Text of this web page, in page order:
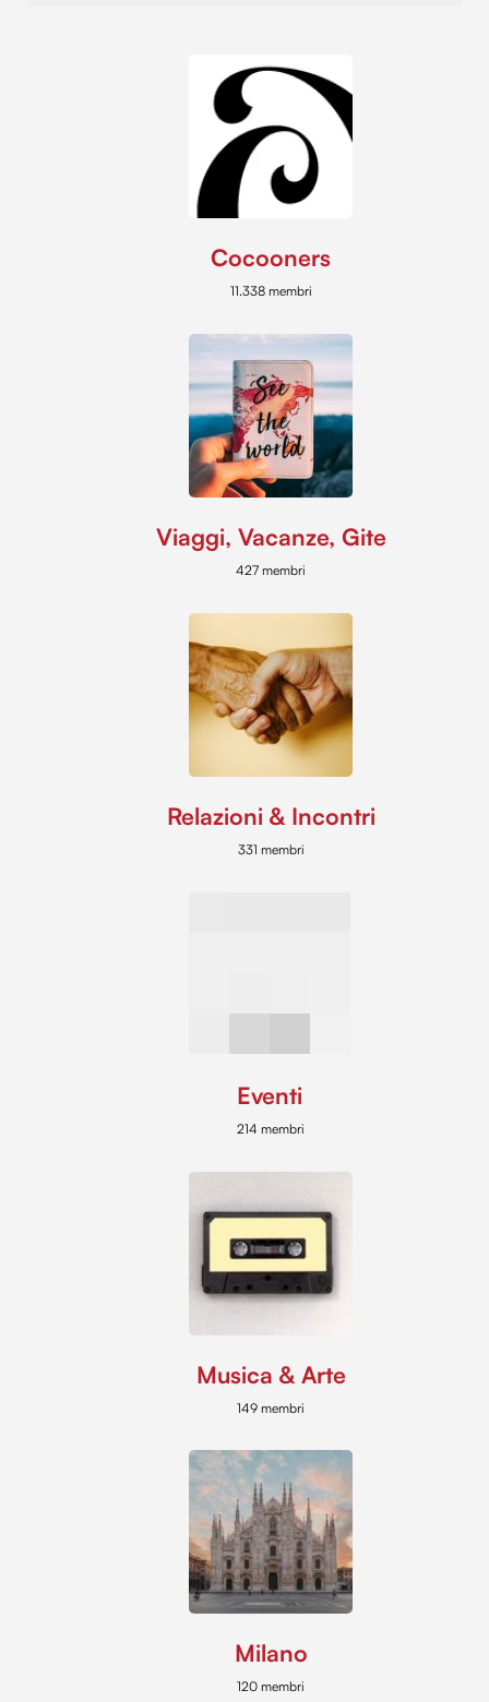
Cocooners
11.338 membri
Viaggi, Vacanze, Gite
427 membri
Relazioni & Incontri
331 membri
Eventi
214 membri
Musica & Arte
149 membri
Milano
120 membri